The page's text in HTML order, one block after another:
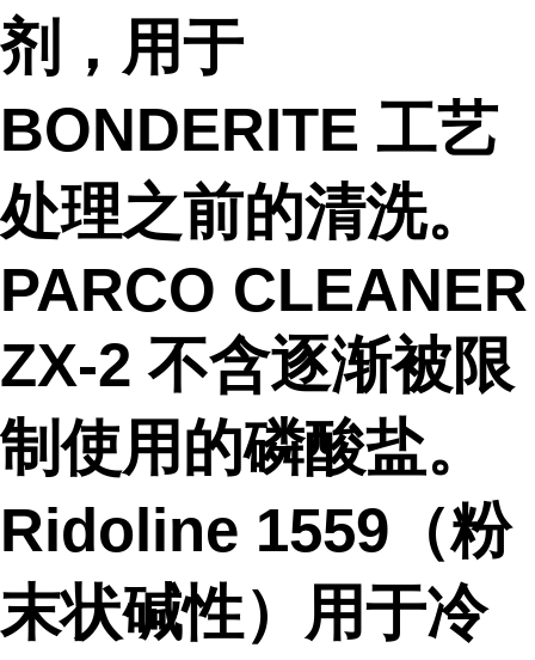
剂，用于
BONDERITE 工艺
处理之前的清洗。
PARCO CLEANER
ZX-2 不含逐渐被限
制使用的磷酸盐。
Ridoline 1559（粉
末状碱性）用于冷